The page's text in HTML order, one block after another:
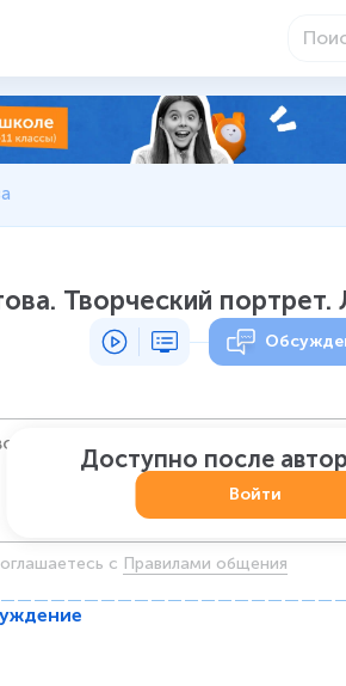
Творческий
c Правилами общения
Доступно после
Войти